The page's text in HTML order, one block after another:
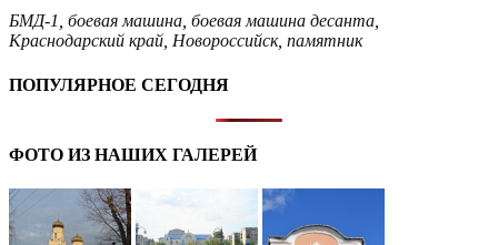
БМД-1 боевая машина боевая машина десанта
Краснодарский край Новороссийск, памятник
ПОПУЛЯРНОЕ СЕГОДНЯ
ФОТО ИЗ НАШИХ ГАЛЕРЕЙ